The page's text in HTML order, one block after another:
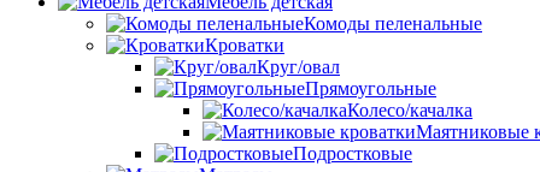
Комоды пеленальные
Кроватки
Круг/овал
Прямоугольные
Колесо/качалка
Маятниковые
Подростковые